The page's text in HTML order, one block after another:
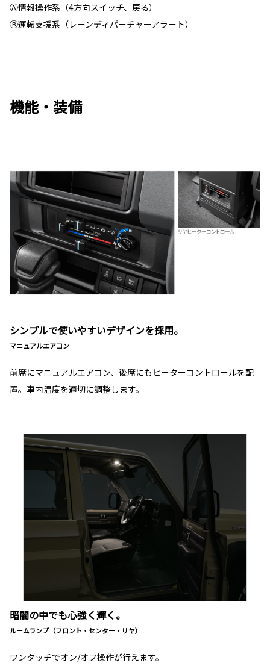
Ⓐ情報操作系（4方向スイッチ、戻る）
Ⓑ運転支援系（レーンディパーチャーアラート）
機能・装備
シンプルで使いやすいデザインを採用。
マニュアルエアコン
前席にマニュアルエアコン、後席にもヒーターコントロールを配
置。車内温度を適切に調整します。
暗闇の中でも心強く輝く。
ルームランプ（フロント・センター・リヤ）
ワンタッチでオン/オフ操作が行えます。